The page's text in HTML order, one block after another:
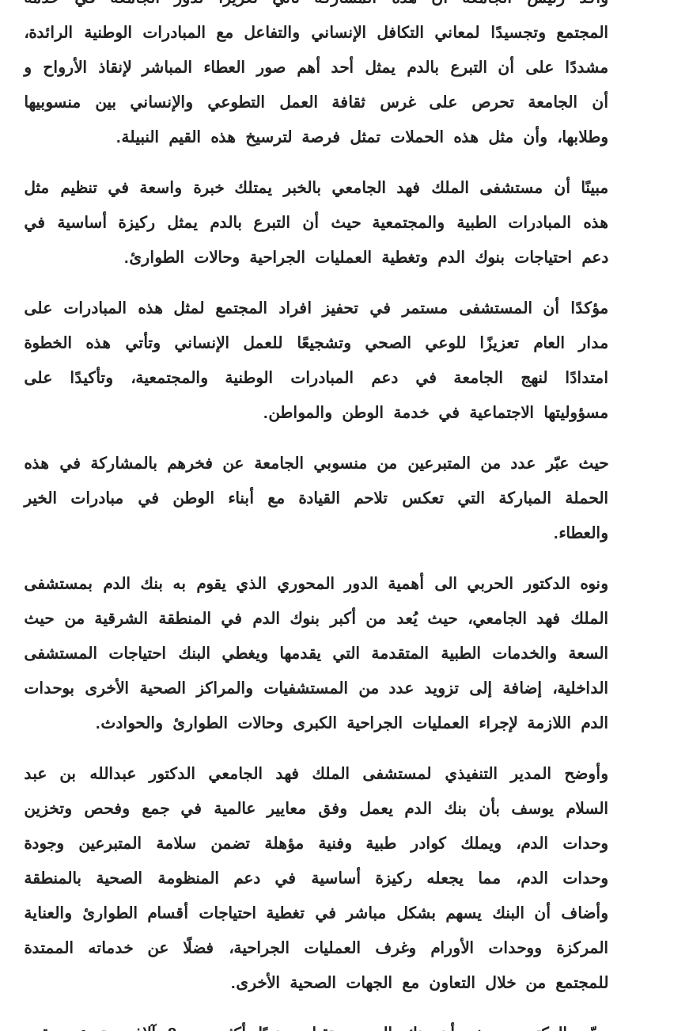
المجتمع وتجسيدًا لمعاني التكافل الإنساني والتفاعل مع المبادرات الوطنية الرائدة،
مشددًا على أن التبرع بالدم يمثل أحد أهم صور العطاء المباشر لإنقاذ الأرواح و
أن الجامعة تحرص على غرس ثقافة العمل التطوعي والإنساني بين منسوبيها
وطلابها، وأن مثل هذه الحملات تمثل فرصة لترسيخ هذه القيم النبيلة.
مبينًا أن مستشفى الملك فهد الجامعي بالخبر يمتلك خبرة واسعة في تنظيم مثل
هذه المبادرات الطبية والمجتمعية حيث أن التبرع بالدم يمثل ركيزة أساسية في
دعم احتياجات بنوك الدم وتغطية العمليات الجراحية وحالات الطوارئ.
مؤكدًا أن المستشفى مستمر في تحفيز افراد المجتمع لمثل هذه المبادرات على
مدار العام تعزيزًا للوعي الصحي وتشجيعًا للعمل الإنساني وتأتي هذه الخطوة
امتدادًا لنهج الجامعة في دعم المبادرات الوطنية والمجتمعية، وتأكيدًا على
مسؤوليتها الاجتماعية في خدمة الوطن والمواطن.
حيث عبّر عدد من المتبرعين من منسوبي الجامعة عن فخرهم بالمشاركة في هذه
الحملة المباركة التي تعكس تلاحم القيادة مع أبناء الوطن في مبادرات الخير
والعطاء.
ونوه الدكتور الحربي الى أهمية الدور المحوري الذي يقوم به بنك الدم بمستشفى
الملك فهد الجامعي، حيث يُعد من أكبر بنوك الدم في المنطقة الشرقية من حيث
السعة والخدمات الطبية المتقدمة التي يقدمها ويغطي البنك احتياجات المستشفى
الداخلية، إضافة إلى تزويد عدد من المستشفيات والمراكز الصحية الأخرى بوحدات
الدم اللازمة لإجراء العمليات الجراحية الكبرى وحالات الطوارئ والحوادث.
وأوضح المدير التنفيذي لمستشفى الملك فهد الجامعي الدكتور عبدالله بن عبد
السلام يوسف بأن بنك الدم يعمل وفق معايير عالمية في جمع وفحص وتخزين
وحدات الدم، ويملك كوادر طبية وفنية مؤهلة تضمن سلامة المتبرعين وجودة
وحدات الدم، مما يجعله ركيزة أساسية في دعم المنظومة الصحية بالمنطقة
وأضاف أن البنك يسهم بشكل مباشر في تغطية احتياجات أقسام الطوارئ والعناية
المركزة ووحدات الأورام وغرف العمليات الجراحية، فضلًا عن خدماته الممتدة
للمجتمع من خلال التعاون مع الجهات الصحية الأخرى.